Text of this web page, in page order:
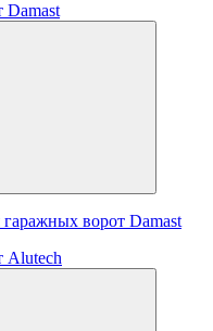
Damast
ворот Damast
Alutech